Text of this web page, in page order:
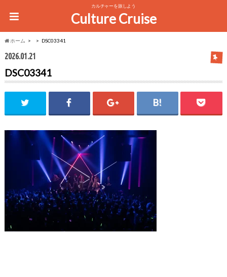
カルチャーを旅しよう
Culture Cruise
ホーム DSC03341
2026.01.21
DSC03341